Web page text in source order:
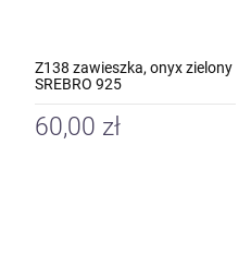
Z138 zawieszka, onyx zielony
SREBRO 925
60,00 zł